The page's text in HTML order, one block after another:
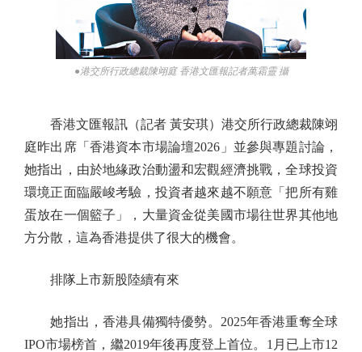
●港交所行政總裁陳翊庭 香港文匯報記者萬霜靈 攝
香港文匯報訊（記者 黃安琪）港交所行政總裁陳翊
庭昨出席「香港資本市場論壇2026」並參與專題討論，
她指出，由於地緣政治動盪和宏觀經濟挑戰，全球投資
環境正面臨嚴峻考驗，投資者越來越不願意「把所有雞
蛋放在一個籃子」，大量資金從美國市場往世界其他地
方分散，這為香港提供了很大的機會。
排隊上市新股陸續有來
她指出，香港具備獨特優勢。2025年香港重奪全球
IPO市場榜首，繼2019年後再度登上首位。1月已上市12